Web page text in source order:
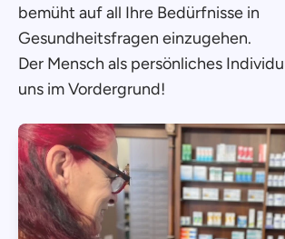
bemüht auf all Ihre Bedürfnisse in
Gesundheitsfragen einzugehen.
Der Mensch als persönliches
uns im Vordergrund!